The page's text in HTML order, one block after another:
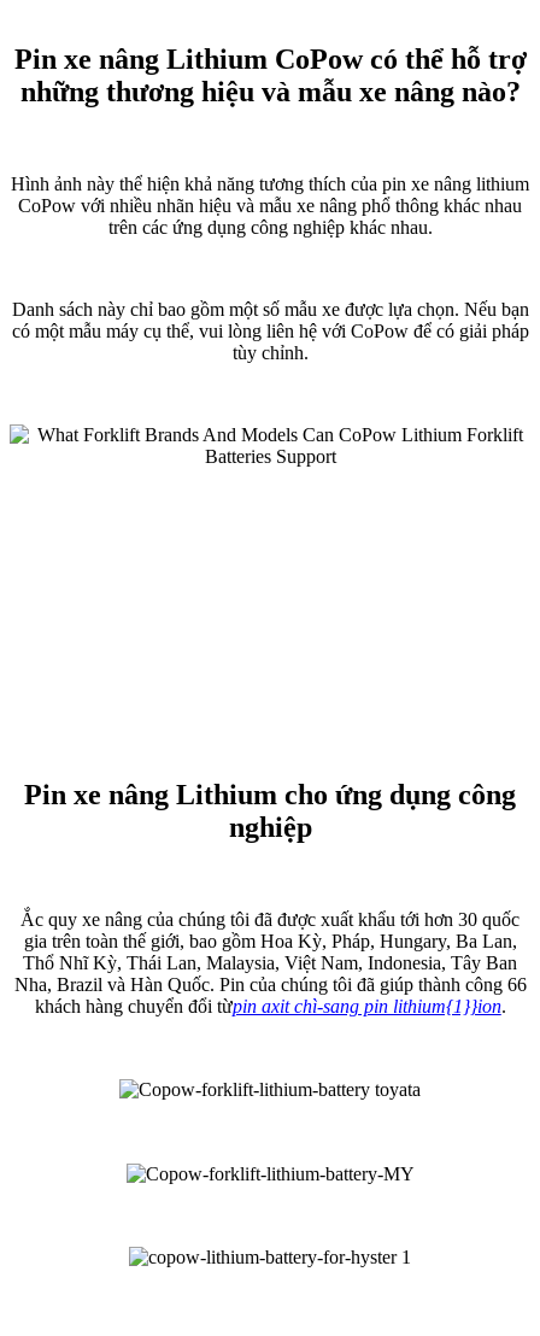
Pin xe nâng Lithium CoPow có thể hỗ trợ
những thương hiệu và mẫu xe nâng nào?
Hình ảnh này thể hiện khả năng tương thích của pin xe nâng lithium
CoPow với nhiều nhãn hiệu và mẫu xe nâng phổ thông khác nhau
trên các ứng dụng công nghiệp khác nhau.
Danh sách này chỉ bao gồm một số mẫu xe được lựa chọn. Nếu bạn
có một mẫu máy cụ thể, vui lòng liên hệ với CoPow để có giải pháp
tùy chỉnh.
Pin xe nâng Lithium cho ứng dụng công
nghiệp
Ắc quy xe nâng của chúng tôi đã được xuất khẩu tới hơn 30 quốc
gia trên toàn thế giới, bao gồm Hoa Kỳ, Pháp, Hungary, Ba Lan,
Thổ Nhĩ Kỳ, Thái Lan, Malaysia, Việt Nam, Indonesia, Tây Ban
Nha, Brazil và Hàn Quốc. Pin của chúng tôi đã giúp thành công 66
khách hàng chuyển đổi từpin axit chì-sang pin lithium{1}}ion.